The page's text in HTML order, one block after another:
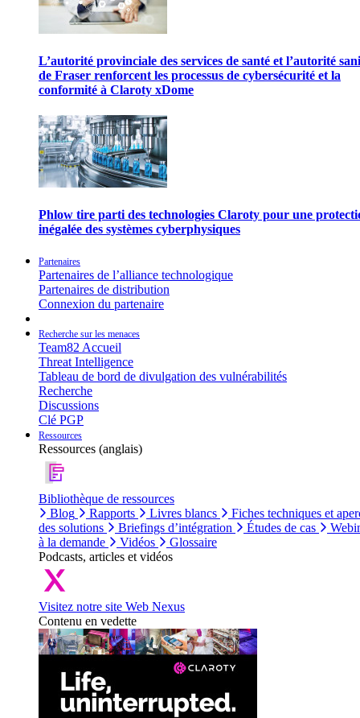
L’autorité provinciale des services de santé et l’autorité
de Fraser renforcent les processus de cybersécurité et la
conformité à Claroty xDome
Phlow tire parti des technologies Claroty pour une
inégalée des systèmes cyberphysiques
Partenaires
Partenaires de l’alliance technologique
Partenaires de distribution
Connexion du partenaire
Recherche sur les menaces
Team82 Accueil
Threat Intelligence
Tableau de bord de divulgation des vulnérabilités
Recherche
Discussions
Clé PGP
Ressources
Ressources (anglais)
Bibliothèque de ressources
Blog
Rapports Livres blancs
Fiches techniques et
des solutions
Briefings d’intégration Études de cas
à la demande
Vidéos
Glossaire
Podcasts, articles et vidéos
Visitez notre site Web Nexus
Contenu en vedette